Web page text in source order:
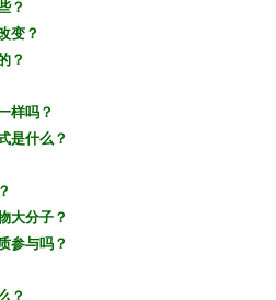
？
变？
？
样吗？
是什么？
大分子？
参与吗？
？